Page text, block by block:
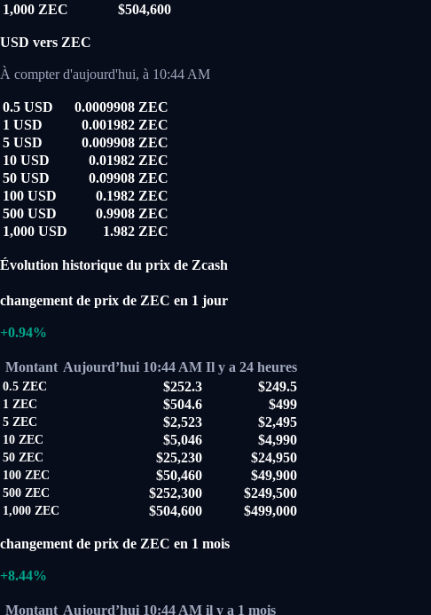
1,000 ZEC
$504,600
USD vers ZEC
À compter d'aujourd'hui, à 10:44 AM
0.5 USD
0.0009908 ZEC
1 USD
0.001982 ZEC
5 USD
0.009908 ZEC
10 USD
0.01982 ZEC
50 USD
0.09908 ZEC
100 USD
0.1982 ZEC
500 USD
0.9908 ZEC
1,000 USD
1.982 ZEC
Évolution historique du prix de Zcash
changement de prix de ZEC en 1 jour
+0.94%
Montant Aujourd’hui 10:44 AM Il y a 24 heures
0.5 ZEC $252.3 $249.5
1 ZEC $504.6 $499
5 ZEC $2,523 $2,495
10 ZEC $5,046 $4,990
50 ZEC $25,230 $24,950
100 ZEC $50,460 $49,900
500 ZEC $252,300 $249,500
1,000 ZEC $504,600 $499,000
changement de prix de ZEC en 1 mois
+8.44%
Montant Aujourd’hui 10:44 AM il y a 1 mois